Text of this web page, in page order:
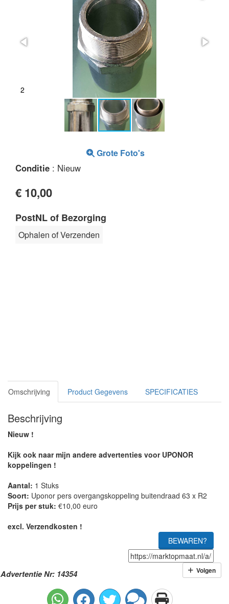
2
Grote Foto's
Conditie : Nieuw
€ 10,00
PostNL of Bezorging
Ophalen of Verzenden
Omschrijving Product Gegevens SPECIFICATIES
Beschrijving
Nieuw !
Kijk ook naar mijn andere advertenties voor UPONOR
koppelingen !
Aantal: 1 Stuks
Soort: Uponor pers overgangskoppeling buitendraad 63 x R2
Prijs per stuk: €10,00 euro
excl. Verzendkosten !
BEWAREN?
Advertentie Nr: 14354 Volgen